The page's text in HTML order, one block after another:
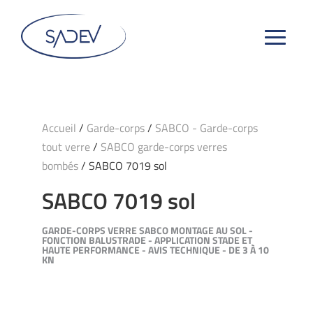
Accueil / Garde-corps/ SABCO - Garde-corps
tout verre/ SABCO garde-corps verres
bombés/ SABCO 7019 sol
SABCO 7019 sol
GARDE-CORPS VERRE SABCO MONTAGE AU SOL -
FONCTION BALUSTRADE - APPLICATION STADE ET
HAUTE PERFORMANCE - AVIS TECHNIQUE - DE 3 À 10
KN